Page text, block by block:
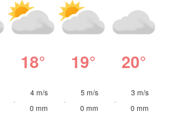
18°
4 m/s
0 mm
19°
5 m/s
0 mm
20°
3 m/s
0 mm